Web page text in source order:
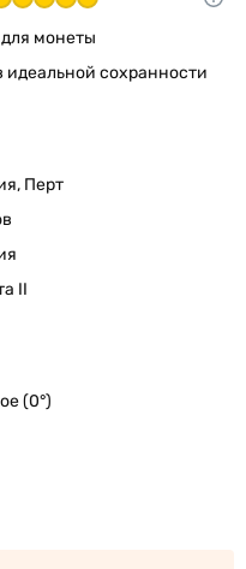
монеты
идеальной сохранности
Перт
II
(0°)